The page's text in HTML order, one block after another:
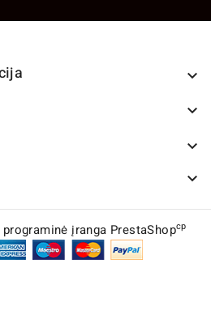




įranga PrestaShopcp